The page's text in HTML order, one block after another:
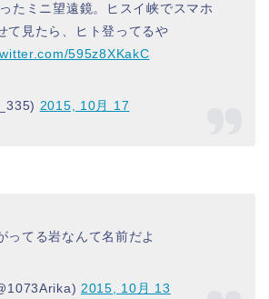
たミニ望遠鏡。ヒスイ峡でスマホ
て見たら、ヒト登ってるや
595z8XKakC
2015, 10月 17
ってる岩なんて名前だよ
2015, 10月 13